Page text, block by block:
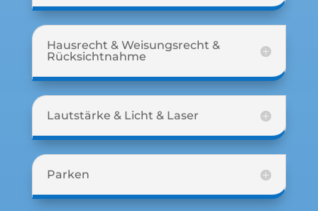
Hausrecht & Weisungsrecht &
Rücksichtnahme
Lautstärke & Licht & Laser
Parken